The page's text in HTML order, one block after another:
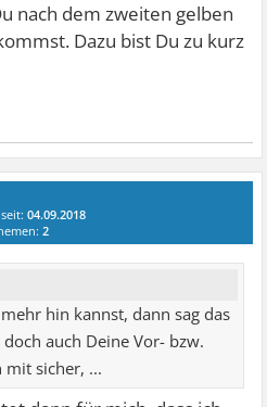
nach dem zweiten gelben
Dazu bist Du zu kurz
seit:04.09.2018
2
hin kannst, dann sag das
auch Deine Vor- bzw.
mit sicher, ...